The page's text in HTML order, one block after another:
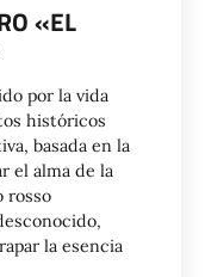
«EL
por la vida
históricos
basada en la
el alma de la
rosso
la esencia